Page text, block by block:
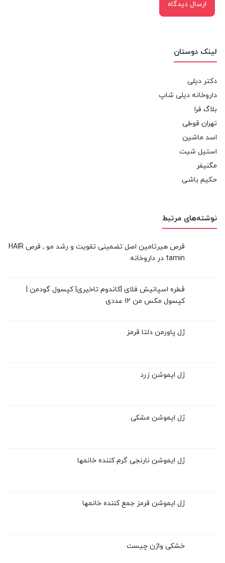
لینک دوستان
دکتر دیلی
داروخانه دیلی شاپ
بلاگ فرا
تهران قوطی
اسد ماشین
استیل شیت
مگنیفر
حکیم باشی
نوشته‌های مرتبط
قرص هیرتامین اصل تضمینی تقویت و رشد مو , قرص HAIR
tamin در داروخانه
قطره اسپانیش فلای |کاندوم تاخیری| کپسول گودمن |
کپسول مکس من 12 عددی
ژل پاورمن دلتا قرمز
ژل ایموشن زرد
ژل ایموشن مشکی
ژل ایموشن نارنجی گرم کننده خانمها
ژل ایموشن قرمز جمع کننده خانمها
خشکی واژن چیست